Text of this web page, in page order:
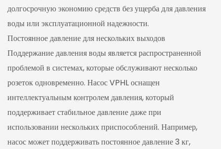
долгосрочную экономию средств без ущерба для давления
воды или эксплуатационной надежности.
Постоянное давление для нескольких выходов
Поддержание давления воды является распространенной
проблемой в системах, которые обслуживают несколько
розеток одновременно. Насос VPHL оснащен
интеллектуальным контролем давления, который
поддерживает стабильное давление даже при
использовании нескольких приспособлений. Например,
насос может поддерживать постоянное давление 3 кг,